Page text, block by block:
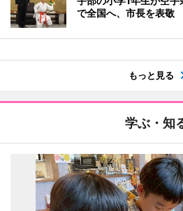
で全国へ、市長を表敬
もっと見る
学ぶ・知